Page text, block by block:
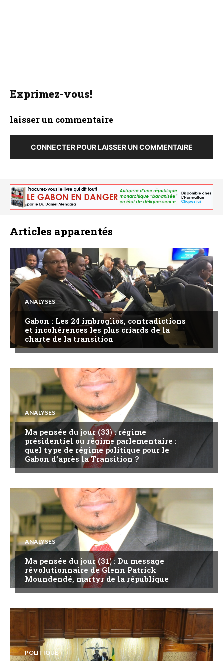
Exprimez-vous!
laisser un commentaire
CONNECTER POUR LAISSER UN COMMENTAIRE
Articles apparentés
ANALYSES
Gabon : Les 24 imbroglios, contradictions
et incohérences les plus criards de la
charte de la transition
ANALYSES
Ma pensée du jour (33) : régime
présidentiel ou régime parlementaire :
quel type de régime politique pour le
Gabon d’après la Transition ?
ANALYSES
Ma pensée du jour (31) : Du message
révolutionnaire de Glenn Patrick
Moundendé, martyr de la république
POLITIQUE